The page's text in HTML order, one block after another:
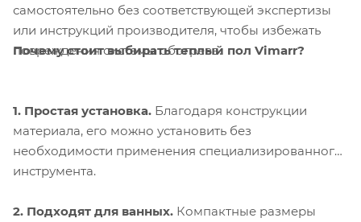
самостоятельно без соответствующей экспертизы
или инструкций производителя, чтобы избежать
повреждения системы обогрева.
Почему стоит выбирать теплый пол Vimarr?
1. Простая установка. Благодаря конструкции
материала, его можно установить без
необходимости применения специализированного
инструмента.
2. Подходят для ванных. Компактные размеры